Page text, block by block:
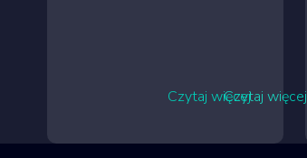
Czytaj więcej
Czytaj więcej